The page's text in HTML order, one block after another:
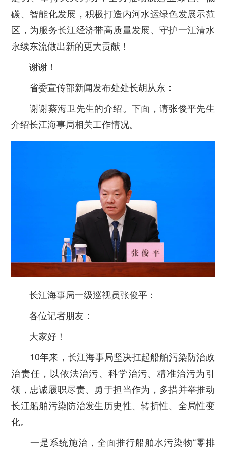
碳、智能化发展，积极打造内河水运绿色发展示范
区，为服务长江经济带高质量发展、守护一江清水
永续东流做出新的更大贡献！
谢谢！
省委宣传部新闻发布处处长胡从东：
谢谢蔡海卫先生的介绍。下面，请张俊平先生
介绍长江海事局相关工作情况。
长江海事局一级巡视员张俊平：
各位记者朋友：
大家好！
10年来，长江海事局坚决扛起船舶污染防治政
治责任，以依法治污、科学治污、精准治污为引
领，忠诚履职尽责、勇于担当作为，多措并举推动
长江船舶污染防治发生历史性、转折性、全局性变
化。
一是系统施治，全面推行船舶水污染物“零排